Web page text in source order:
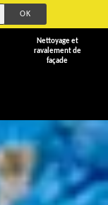
Nettoyage et
ravalement de
façade